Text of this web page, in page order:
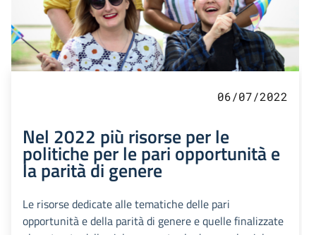
06/07/2022
Nel 2022 più risorse per le
politiche per le pari opportunità e
la parità di genere
Le risorse dedicate alle tematiche delle pari
opportunità e della parità di genere e quelle finalizzate